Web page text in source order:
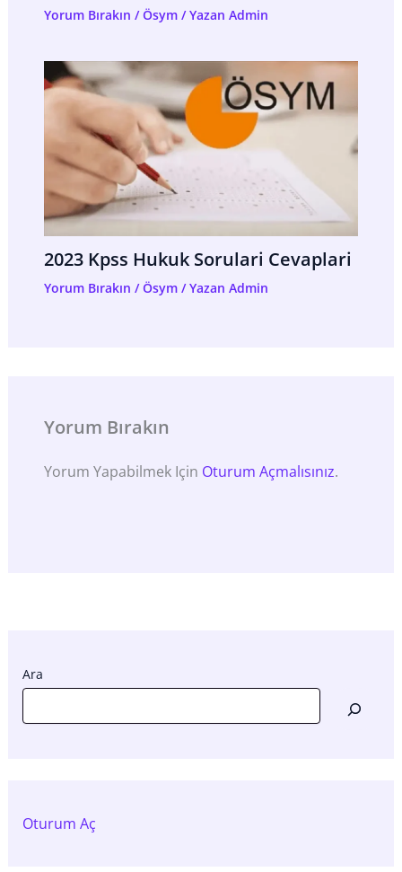
Yorum Bırakın /Ösym/ Yazan Admin
2023 Kpss Hukuk Sorulari Cevaplari
Yorum Bırakın /Ösym/ Yazan Admin
Yorum Bırakın
Yorum Yapabilmek Için Oturum Açmalısınız.
Ara
Oturum Aç